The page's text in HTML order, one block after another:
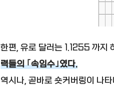
한편, 유로 달러는 1.1255 까지
력들의 ｢속임수｣였다.
역시나, 곧바로 숏커버링이 나